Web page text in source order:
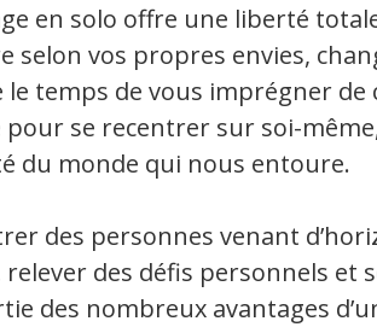
en solo offre une liberté
selon vos propres envies,
temps de vous imprégner de
se recentrer sur soi-
du monde qui nous entoure.
des personnes venant
des défis personnels et
des nombreux avantages